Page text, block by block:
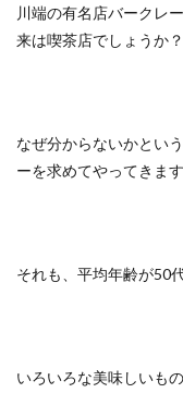
川端の有名店バークレ
来は喫茶店でしょうか？
なぜ分からないかとい
ーを求めてやってきます
それも、平均年齢が50
いろいろな美味しいも